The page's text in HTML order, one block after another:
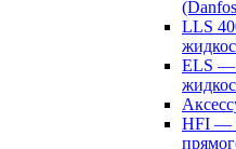
LLS
ELS —
HFI —